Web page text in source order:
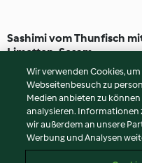
Sashimi vom Thunfisch
Limetten-Sesam-
Vinaigrette
(60) 20
Wir verwenden Cookies,
Webseitenbesuch zu
Medien anbieten zu
analysieren. Informationen
wir außerdem an unsere
Werbung und Analysen